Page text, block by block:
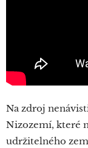
Na zdroj
Nizozemí, které
udržitelného